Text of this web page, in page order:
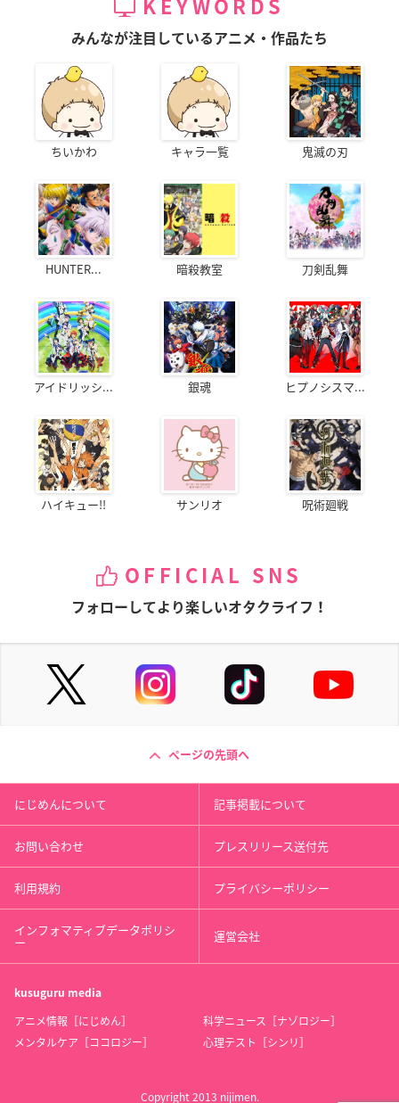
KEYWORDS
みんなが注目しているアニメ・作品たち
ちいかわ キャラ一覧 鬼滅の刃
HUNTER... 暗殺教室 刀剣乱舞
アイドリッシ... 銀魂 ヒプノシスマ...
ハイキュー!! サンリオ 呪術廻戦
OFFICIAL SNS
フォローしてより楽しいオタクライフ！
ページの先頭へ
にじめんについて 記事掲載について
お問い合わせ プレスリリース送付先
利用規約 プライバシーポリシー
インフォマティブデータポリシ
ー 運営会社
kusuguru media
アニメ情報［にじめん］
科学ニュース［ナゾロジー］
メンタルケア［ココロジー］
心理テスト［シンリ］
Copyright 2013 nijimen.